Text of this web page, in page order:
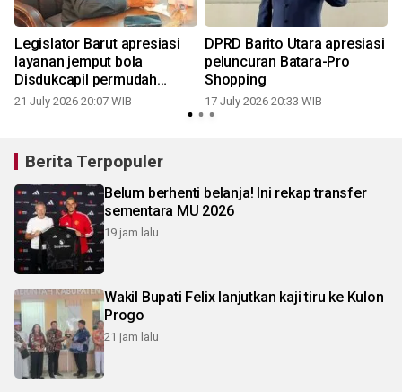
Legislator Barut apresiasi
layanan jemput bola
Disdukcapil permudah
dokumen kependudukan
21 July 2026 20:07 WIB
DPRD Barito Utara apresiasi
peluncuran Batara-Pro
Shopping
17 July 2026 20:33 WIB
Berita Terpopuler
Belum berhenti belanja! Ini rekap transfer
sementara MU 2026
19 jam lalu
Wakil Bupati Felix lanjutkan kaji tiru ke Kulon
Progo
21 jam lalu